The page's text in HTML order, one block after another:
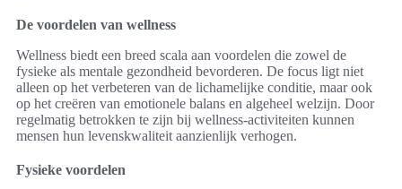
De voordelen van wellness
Wellness biedt een breed scala aan voordelen die zowel de
fysieke als mentale gezondheid bevorderen. De focus ligt niet
alleen op het verbeteren van de lichamelijke conditie, maar ook
op het creëren van emotionele balans en algeheel welzijn. Door
regelmatig betrokken te zijn bij wellness-activiteiten kunnen
mensen hun levenskwaliteit aanzienlijk verhogen.
Fysieke voordelen